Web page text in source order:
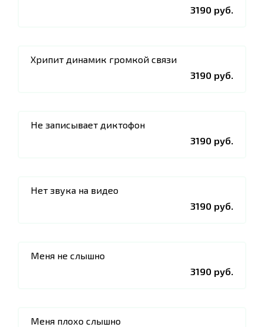
3190 руб.
Хрипит динамик громкой связи
3190 руб.
Не записывает диктофон
3190 руб.
Нет звука на видео
3190 руб.
Меня не слышно
3190 руб.
Меня плохо слышно